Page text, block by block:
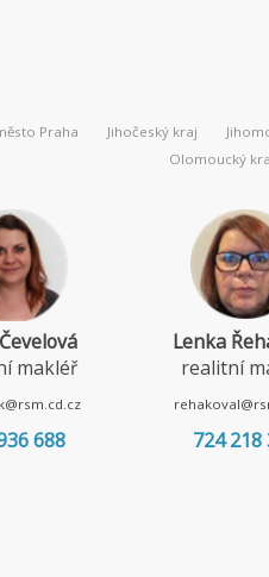
Praha Jihočeský kraj
Olomoucký
makléř
688
Lenka
realitní
724 218